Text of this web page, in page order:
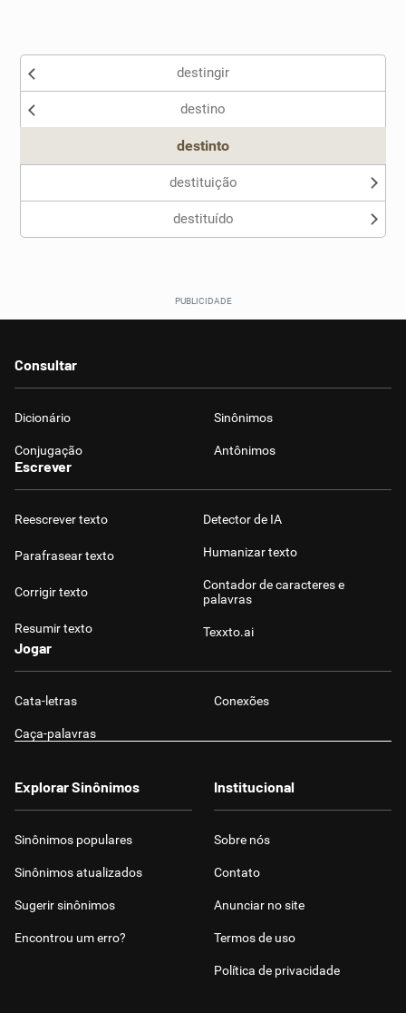
Sinônimos
Nenhum dos sinônimos apresentados me ajudou
destingir
destino
destinto
destituição
destituído
Consultar
Dicionário Sinônimos
Conjugação Antônimos
Escrever
Reescrever texto
Parafrasear texto
Corrigir texto
Resumir texto
Detector de IA
Humanizar texto
Contador de caracteres e
palavras
Texxto.ai
Jogar
Cata-letras Conexões
Caça-palavras
Explorar Sinônimos
Sinônimos populares
Sinônimos atualizados
Sugerir sinônimos
Encontrou um erro?
Institucional
Sobre nós
Contato
Anunciar no site
Termos de uso
Política de privacidade